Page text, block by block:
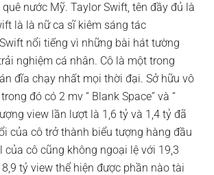
nước Mỹ. Taylor Swift, tên đầy đủ là
là là nữ ca sĩ kiêm sáng tác
nổi tiếng vì những bài hát tường
nghiệm cá nhân. Cô là một trong
đĩa chạy nhất mọi thời đại. Sở hữu vô
đó có 2 mv “ Blank Space” và “
view lần lượt là 1,6 tỷ và 1,4 tỷ đã
của cô trở thành biểu tượng hàng đầu
của cô cũng không ngoại lệ với 19,3
tỷ view thể hiện được phần nào tài